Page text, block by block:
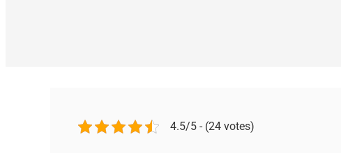
4.5/5 - (24 votes)